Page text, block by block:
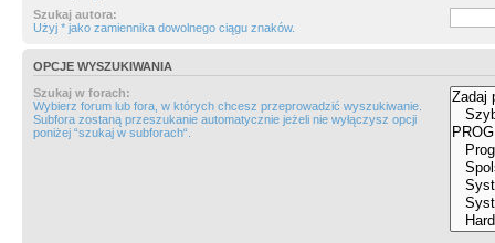
Szukaj autora:
Użyj * jako zamiennika dowolnego ciągu znaków.
OPCJE WYSZUKIWANIA
Szukaj w forach:
Wybierz forum lub fora, w których chcesz przeprowadzić wyszukiwanie.
Subfora zostaną przeszukanie automatycznie jeżeli nie wyłączysz opcji
poniżej “szukaj w subforach“.